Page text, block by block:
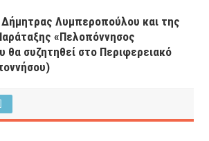
Λυμπεροπούλου και της
«Πελοπόννησος
θα συζητηθεί στο Περιφερειακό